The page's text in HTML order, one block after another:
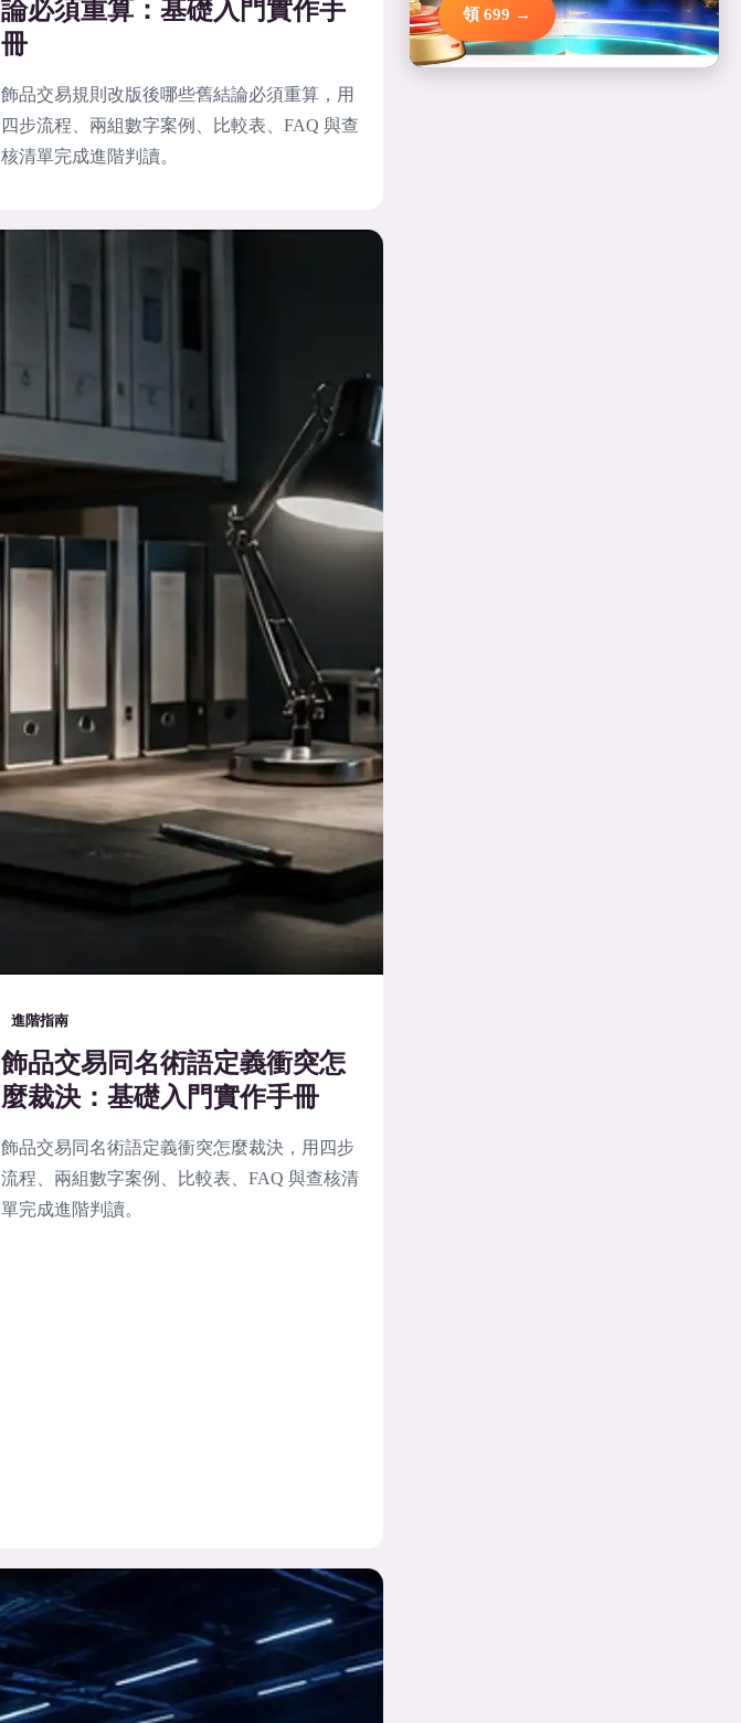
論必須重算：基礎入門實作手
冊
飾品交易規則改版後哪些舊結論必須重算，用
四步流程、兩組數字案例、比較表、FAQ 與查
核清單完成進階判讀。
進階指南
飾品交易同名術語定義衝突怎
麼裁決：基礎入門實作手冊
飾品交易同名術語定義衝突怎麼裁決，用四步
流程、兩組數字案例、比較表、FAQ 與查核清
單完成進階判讀。
領 699 →